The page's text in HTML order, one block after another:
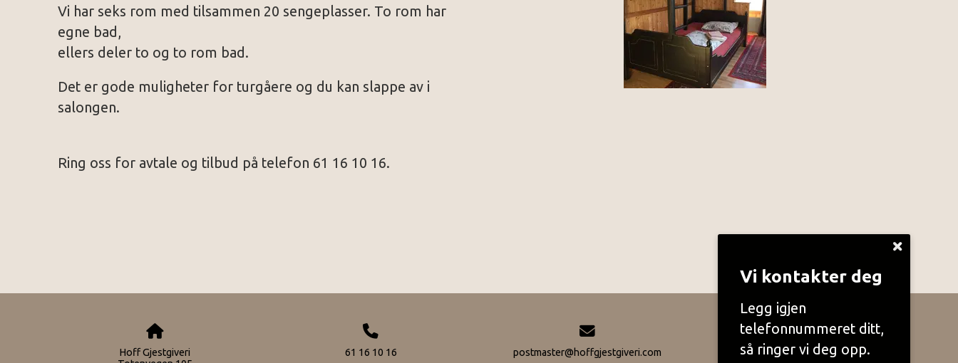
Vi har seks rom med tilsammen 20 sengeplasser. To rom har
egne bad,
ellers deler to og to rom bad.
Det er gode muligheter for turgåere og du kan slappe av i
salongen.
Ring oss for avtale og tilbud på telefon 61 16 10 16.
Vi kontakter deg
Legg igjen
telefonnummeret ditt,
så ringer vi deg opp.
Hoff Gjestgiveri
61 16 10 16 postmaster@hoffgjestgiveri.com Del nettside